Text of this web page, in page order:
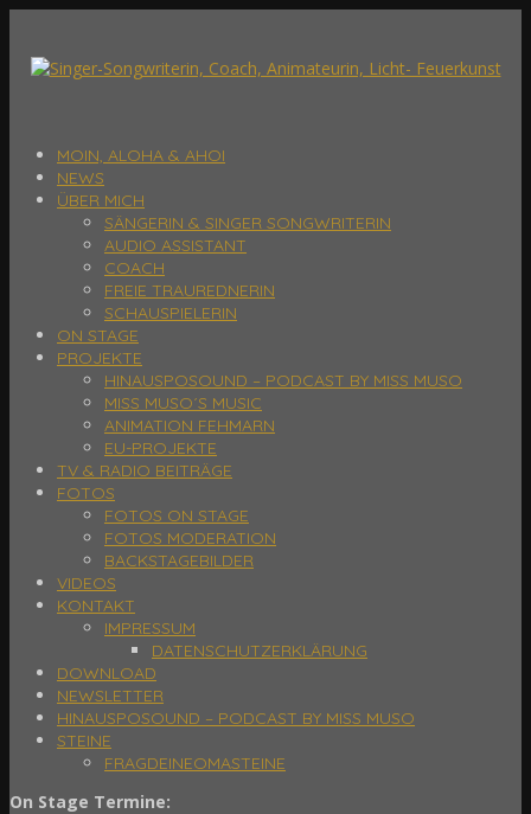
MOIN, ALOHA & AHOI
NEWS
ÜBER MICH
SÄNGERIN & SINGER SONGWRITERIN
AUDIO ASSISTANT
COACH
FREIE TRAUREDNERIN
SCHAUSPIELERIN
ON STAGE
PROJEKTE
HINAUSPOSOUND – PODCAST BY MISS MUSO
MISS MUSO´S MUSIC
ANIMATION FEHMARN
EU-PROJEKTE
TV & RADIO BEITRÄGE
FOTOS
FOTOS ON STAGE
FOTOS MODERATION
BACKSTAGEBILDER
VIDEOS
KONTAKT
IMPRESSUM
DATENSCHUTZERKLÄRUNG
DOWNLOAD
NEWSLETTER
HINAUSPOSOUND – PODCAST BY MISS MUSO
STEINE
FRAGDEINEOMASTEINE
On Stage Termine: